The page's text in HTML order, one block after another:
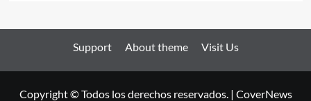
Support About theme Visit Us
Copyright © Todos los derechos reservados. | CoverNews